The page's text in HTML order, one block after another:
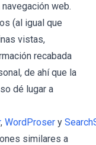
web.
(al igual que
vistas,
recabada
de ahí que la
dé lugar a
, WordProser y
similares a